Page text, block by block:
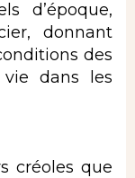
d’époque,
donnant
des
dans les
créoles que